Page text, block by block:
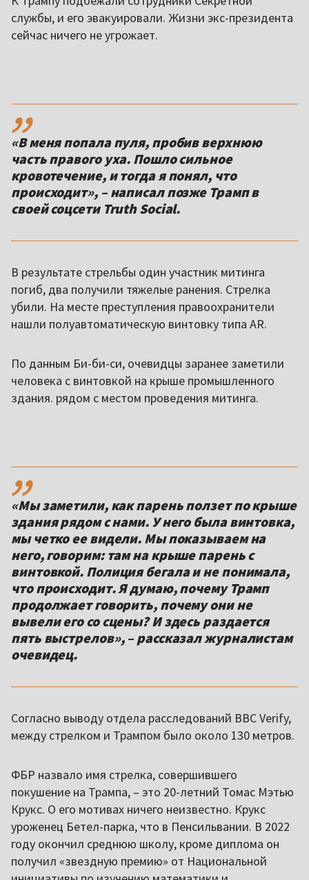
службы, и его эвакуировали. Жизни экс-президента
сейчас ничего не угрожает.
,,
«В меня попала пуля, пробив верхнюю
часть правого уха. Пошло сильное
кровотечение, и тогда я понял, что
происходит», – написал позже Трамп в
своей соцсети Truth Social.
В результате стрельбы один участник митинга
погиб, два получили тяжелые ранения. Стрелка
убили. На месте преступления правоохранители
нашли полуавтоматическую винтовку типа AR.
По данным Би-би-си, очевидцы заранее заметили
человека с винтовкой на крыше промышленного
здания. рядом с местом проведения митинга.
,,
«Мы заметили, как парень ползет по крыше
здания рядом с нами. У него была винтовка,
мы четко ее видели. Мы показываем на
него, говорим: там на крыше парень с
винтовкой. Полиция бегала и не понимала,
что происходит. Я думаю, почему Трамп
продолжает говорить, почему они не
вывели его со сцены? И здесь раздается
пять выстрелов», – рассказал журналистам
очевидец.
Согласно выводу отдела расследований BBC Verify,
между стрелком и Трампом было около 130 метров.
ФБР назвало имя стрелка, совершившего
покушение на Трампа, – это 20-летний Томас Мэтью
Крукс. О его мотивах ничего неизвестно. Крукс
уроженец Бетел-парка, что в Пенсильвании. В 2022
году окончил среднюю школу, кроме диплома он
получил «звездную премию» от Национальной